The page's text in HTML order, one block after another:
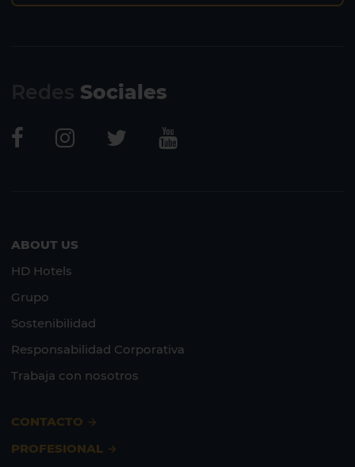
Sociales
ABOUT US
HD Hotels
Grupo
Sostenibilidad
Responsabilidad Corporativa
Trabaja con nosotros
CONTACTO
PROFESIONAL